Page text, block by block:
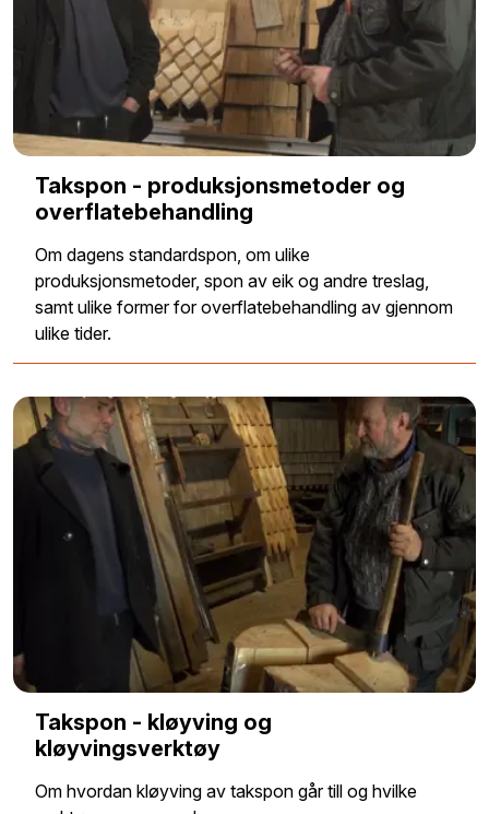
Takspon - produksjonsmetoder og
overflatebehandling
Om dagens standardspon, om ulike
produksjonsmetoder, spon av eik og andre treslag,
samt ulike former for overflatebehandling av gjennom
ulike tider.
Takspon - kløyving og
kløyvingsverktøy
Om hvordan kløyving av takspon går till og hvilke